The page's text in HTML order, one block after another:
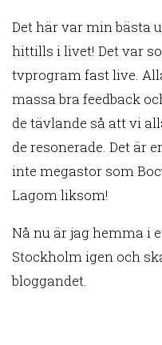
Det här var min bästa
hittills i livet! Det var
tvprogram fast live.
massa bra feedback
de tävlande så att vi
de resonerade. Det är
inte megastor som
Lagom liksom!
Nå nu är jag hemma i
Stockholm igen och
bloggandet.